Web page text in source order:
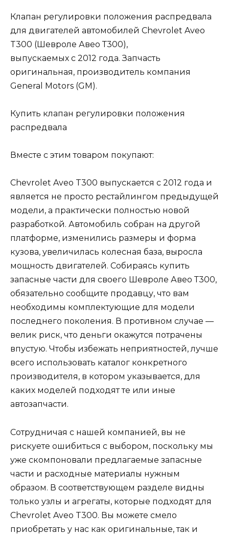
Клапан регулировки положения распредвала
для двигателей автомобилей Chevrolet Aveo
T300 (Шевроле Авео Т300),
выпускаемых с 2012 года. Запчасть
оригинальная, производитель компания
General Motors (GM).
Купить клапан регулировки положения
распредвала
Вместе с этим товаром покупают:
Chevrolet Aveo T300 выпускается с 2012 года и
является не просто рестайлингом предыдущей
модели, а практически полностью новой
разработкой. Автомобиль собран на другой
платформе, изменились размеры и форма
кузова, увеличилась колесная база, выросла
мощность двигателей. Собираясь купить
запасные части для своего Шевроле Авео Т300,
обязательно сообщите продавцу, что вам
необходимы комплектующие для модели
последнего поколения. В противном случае —
велик риск, что деньги окажутся потрачены
впустую. Чтобы избежать неприятностей, лучше
всего использовать каталог конкретного
производителя, в котором указывается, для
каких моделей подходят те или иные
автозапчасти.
Сотрудничая с нашей компанией, вы не
рискуете ошибиться с выбором, поскольку мы
уже скомпоновали предлагаемые запасные
части и расходные материалы нужным
образом. В соответствующем разделе видны
только узлы и агрегаты, которые подходят для
Chevrolet Aveo T300. Вы можете смело
приобретать у нас как оригинальные, так и